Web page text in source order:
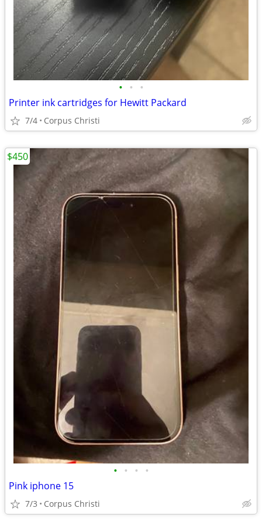
• • •
Printer ink cartridges for Hewitt Packard
7/4 Corpus Christi
• • • •
Pink iphone 15
7/3 Corpus Christi
$450